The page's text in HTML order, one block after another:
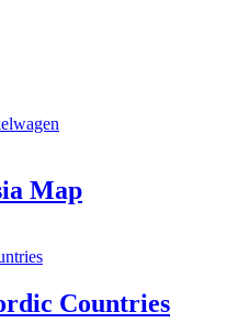
Map
Countries